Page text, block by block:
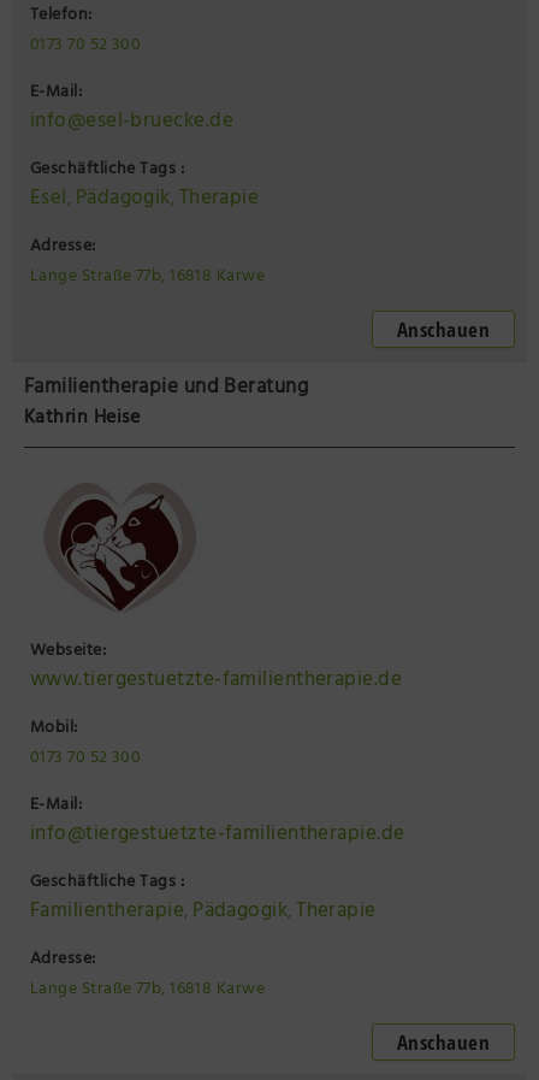
Telefon:
0173 70 52 300
E-Mail:
info@esel-bruecke.de
Geschäftliche Tags :
Esel, Pädagogik, Therapie
Adresse:
Lange Straße 77b, 16818 Karwe
Anschauen
Familientherapie und Beratung
Kathrin Heise
Webseite:
www.tiergestuetzte-familientherapie.de
Mobil:
0173 70 52 300
E-Mail:
info@tiergestuetzte-familientherapie.de
Geschäftliche Tags :
Familientherapie, Pädagogik,Therapie
Adresse:
Lange Straße 77b, 16818 Karwe
Anschauen